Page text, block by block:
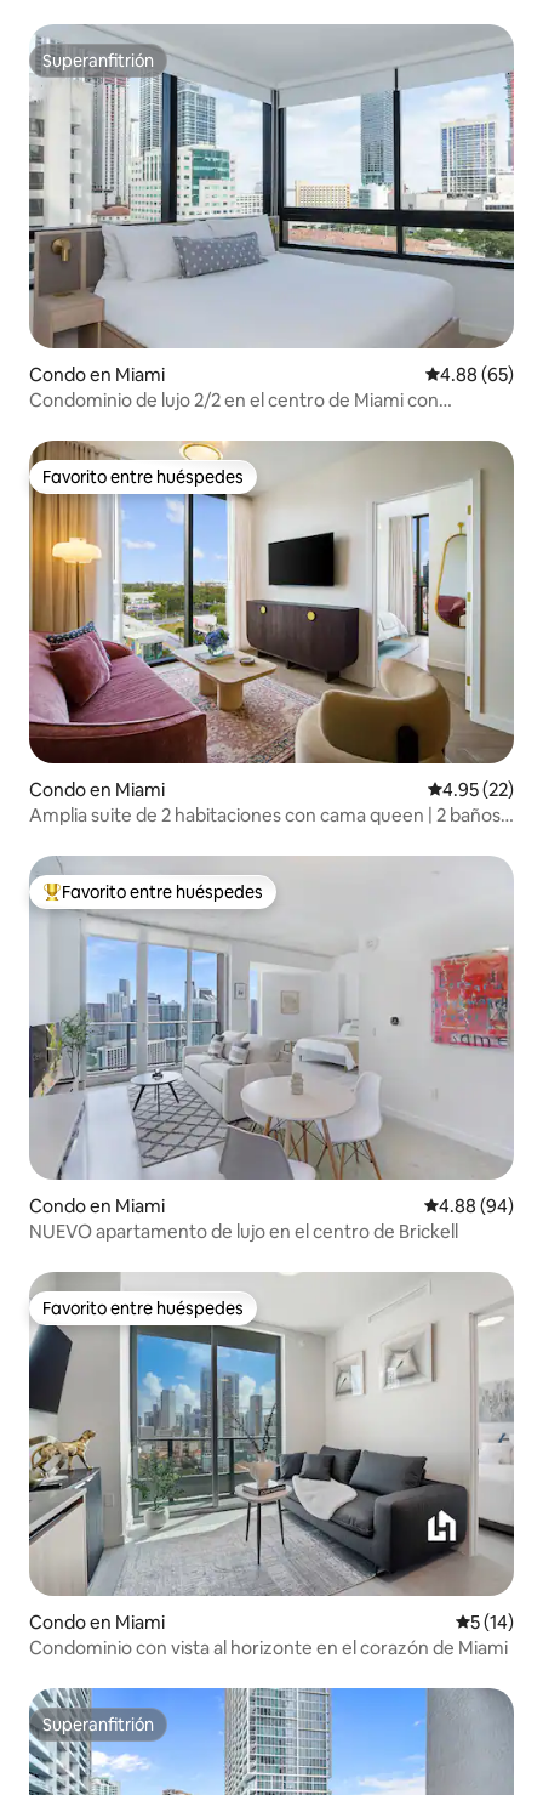
Superanfitrión
Superanfitrión
Condo en Miami Calificación
4.88 (65)
Condominio de lujo 2/2 en el centro de Miami con
Favorito entre huéspedes
Favorito entre huéspedes
Condo en Miami Calificación
4.95 (22)
Amplia suite de 2 habitaciones con cama queen | 2 baños |
Favorito entre huéspedes preferido
Favorito entre huéspedes
Condo en Miami Calificación
4.88 (94)
NUEVO apartamento de lujo en el centro de Brickell
Favorito entre huéspedes
Favorito entre huéspedes
Condo en Miami
5 (14)
Condominio con vista al horizonte en el corazón de Miami
Superanfitrión
Superanfitrión